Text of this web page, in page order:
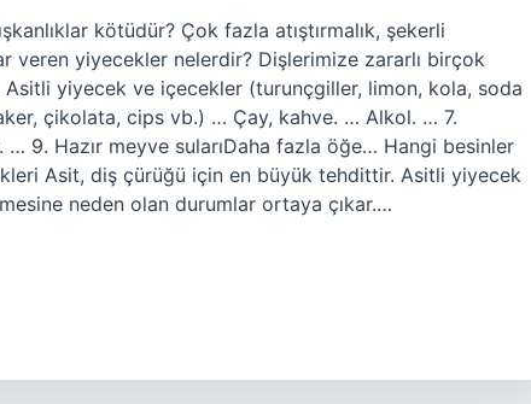
kötüdür? Çok fazla atıştırmalık, şekerli
veren yiyecekler nelerdir? Dişlerimize zararlı birçok
yiyecek ve içecekler (turunçgiller, limon, kola, soda
çikolata, cips vb.) … Çay, kahve. … Alkol. … 7.
9. Hazır meyve sularıDaha fazla öğe… Hangi besinler
Asit, diş çürüğü için en büyük tehdittir. Asitli yiyecek
neden olan durumlar ortaya çıkar.…